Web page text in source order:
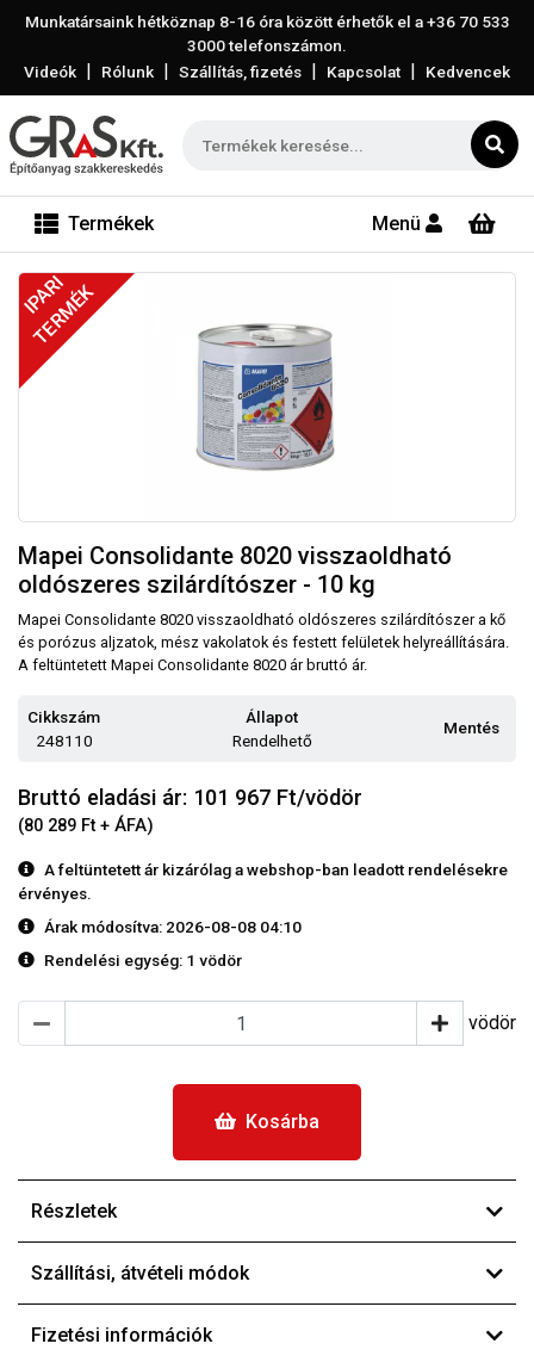
Munkatársaink hétköznap 8-16 óra között érhetők el a+36 70 533
3000telefonszámon.
Videók | Rólunk | Szállítás, fizetés | Kapcsolat | Kedvencek
Termékek Menü
IPARI
TERMÉK
Mapei Consolidante 8020 visszaoldható
oldószeres szilárdítószer - 10 kg
Mapei Consolidante 8020 visszaoldható oldószeres szilárdítószer a kő
és porózus aljzatok, mész vakolatok és festett felületek helyreállítására.
A feltüntetett Mapei Consolidante 8020 ár bruttó ár.
Cikkszám
248110
Állapot
Rendelhető
Mentés
Bruttó eladási ár: 101 967 Ft/vödör
(80 289 Ft + ÁFA)
A feltüntetett ár kizárólag a webshop-ban leadott rendelésekre
érvényes.
Árak módosítva: 2026-08-08 04:10
Rendelési egység: 1 vödör
vödör
Kosárba
Részletek
Szállítási, átvételi módok
Fizetési információk